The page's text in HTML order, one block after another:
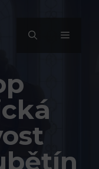
MENU